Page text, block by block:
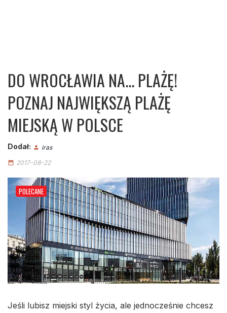
DO WROCŁAWIA NA... PLAŻĘ!
POZNAJ NAJWIĘKSZĄ PLAŻĘ
MIEJSKĄ W POLSCE
Dodał: person iras
date_range 2017-08-22
POLECANE
Jeśli lubisz miejski styl życia, ale jednocześnie chcesz